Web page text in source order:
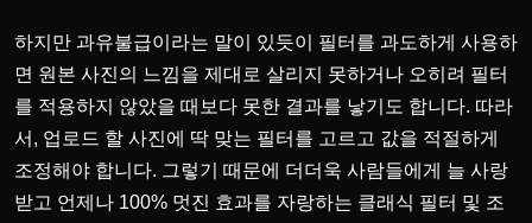
하지만 과유불급이라는 말이 있듯이 필터를 과도하게 사용하
면 원본 사진의 느낌을 제대로 살리지 못하거나 오히려 필터
를 적용하지 않았을 때보다 못한 결과를 낳기도 합니다. 따라
서, 업로드 할 사진에 딱 맞는 필터를 고르고 값을 적절하게
조정해야 합니다. 그렇기 때문에 더더욱 사람들에게 늘 사랑
받고 언제나 100% 멋진 효과를 자랑하는 클래식 필터 및 조